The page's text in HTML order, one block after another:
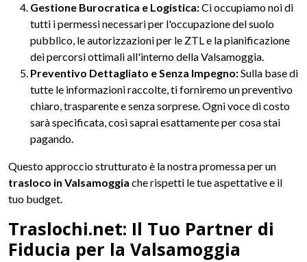
Gestione Burocratica e Logistica:Ci occupiamo noi di
tutti i permessi necessari per l'occupazione del suolo
pubblico, le autorizzazioni per le ZTL e la pianificazione
dei percorsi ottimali all'interno della Valsamoggia.
Preventivo Dettagliato e Senza Impegno:Sulla base di
tutte le informazioni raccolte, ti forniremo un preventivo
chiaro, trasparente e senza sorprese. Ogni voce di costo
sarà specificata, così saprai esattamente per cosa stai
pagando.
Questo approccio strutturato è la nostra promessa per un
trasloco in Valsamoggia che rispetti le tue aspettative e il
tuo budget.
Traslochi.net: Il Tuo Partner di
Fiducia per la Valsamoggia